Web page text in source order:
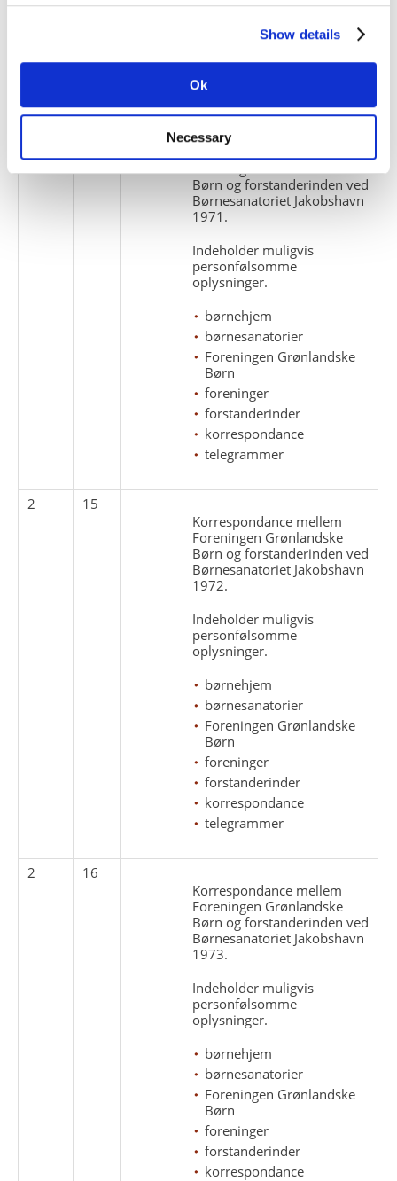
Show details
Ok
Necessary
forstanderinder
korrespondance
telegrammer
Børn og forstanderinden ved
Børnesanatoriet Jakobshavn
1971.
Indeholder muligvis
personfølsomme
oplysninger.
børnehjem
børnesanatorier
Foreningen Grønlandske
Børn
foreninger
forstanderinder
korrespondance
telegrammer
2
15
Korrespondance mellem
Foreningen Grønlandske
Børn og forstanderinden ved
Børnesanatoriet Jakobshavn
1972.
Indeholder muligvis
personfølsomme
oplysninger.
børnehjem
børnesanatorier
Foreningen Grønlandske
Børn
foreninger
forstanderinder
korrespondance
telegrammer
2
16
Korrespondance mellem
Foreningen Grønlandske
Børn og forstanderinden ved
Børnesanatoriet Jakobshavn
1973.
Indeholder muligvis
personfølsomme
oplysninger.
børnehjem
børnesanatorier
Foreningen Grønlandske
Børn
foreninger
forstanderinder
korrespondance